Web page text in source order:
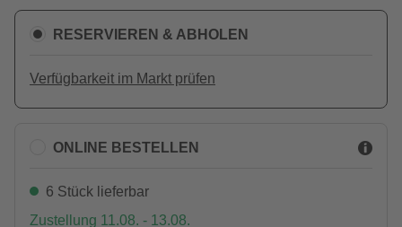
RESERVIEREN & ABHOLEN
Verfügbarkeit im Markt prüfen
ONLINE BESTELLEN
6 Stück lieferbar
Zustellung 11.08. - 13.08.